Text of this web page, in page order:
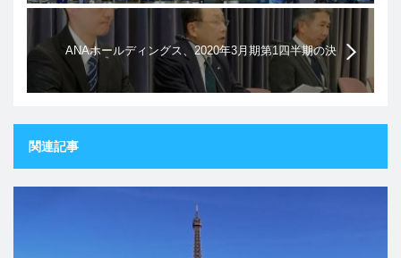
ANAホールディングス、2020年3月期第1四半期の決
算を発表。ハワイ線は9割を超える搭乗率を記録
関連記事